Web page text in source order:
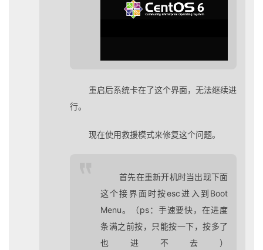
重启后系统卡在了这个界面，无法继续进
行。
现在使用救援模式来修复这个问题。
首先在重新开机时当出现下面
这个接界面时按esc进入到Boot
Menu。（ps：手速要快，在进度
条满之前按，只能按一下，按多了
也进不去）